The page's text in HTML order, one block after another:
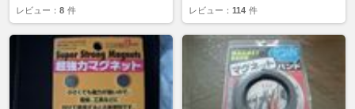
レビュー： 8 件 レビュー： 114 件